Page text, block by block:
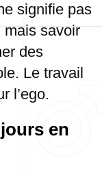
signifie pas
mais savoir
des
Le travail
l’ego.
en